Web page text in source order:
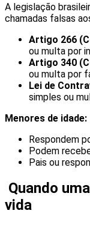
A legislação
chamadas falsas
Artigo 266
ou multa por
Artigo 340
ou multa por
Lei de
simples ou
Menores de idade:
Respondem
Podem
Pais ou
Quando
vida